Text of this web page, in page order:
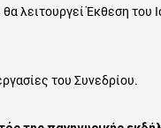
λειτουργεί Έκθεση του
του Συνεδρίου.